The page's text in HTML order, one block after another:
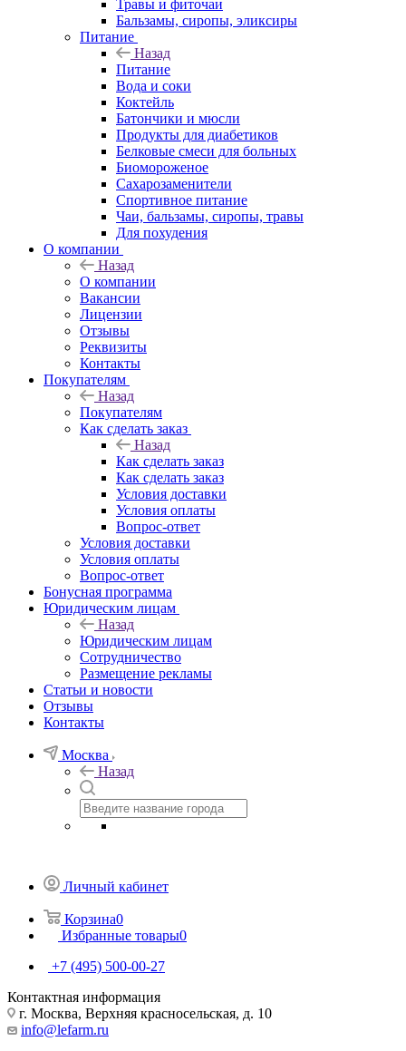
Травы и фиточаи
Бальзамы, сиропы, эликсиры
Питание
Назад
Питание
Вода и соки
Коктейль
Батончики и мюсли
Продукты для диабетиков
Белковые смеси для больных
Биомороженое
Сахарозаменители
Спортивное питание
Чаи, бальзамы, сиропы, травы
Для похудения
О компании
Назад
О компании
Вакансии
Лицензии
Отзывы
Реквизиты
Контакты
Покупателям
Назад
Покупателям
Как сделать заказ
Назад
Как сделать заказ
Как сделать заказ
Условия доставки
Условия оплаты
Вопрос-ответ
Условия доставки
Условия оплаты
Вопрос-ответ
Бонусная программа
Юридическим лицам
Назад
Юридическим лицам
Сотрудничество
Размещение рекламы
Статьи и новости
Отзывы
Контакты
Москва
Назад
Личный кабинет
Корзина0
Избранные товары0
+7 (495) 500-00-27
Контактная информация
г. Москва, Верхняя красносельская, д. 10
info@lefarm.ru